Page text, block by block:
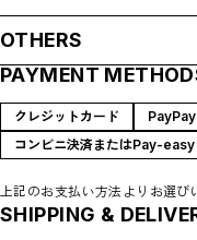
Accessary
Bags
Home
Tableware
Decoration
Vintage
SHOP GUIDE
CONTACT
OTHERS
プライバシーポリシー
特定商取引法に基づく表記
PAYMENT
クレジットカード PayPay
コンビニ決済またはPay-easy
上記のお支払い方法よりお選び
SHIPPING &